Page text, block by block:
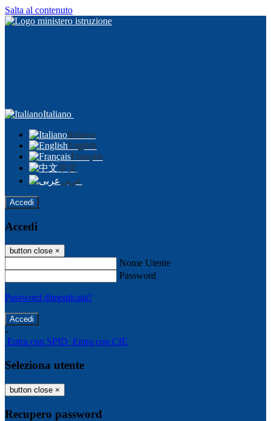
Salta al contenuto
Italiano
Italiano
English
Français
中文
عربى
Accedi
Accedi
button close ×
Nome Utente
Password
Password dimenticata?
-
Entra con SPID Entra con CIE
Seleziona utente
button close ×
Recupero password